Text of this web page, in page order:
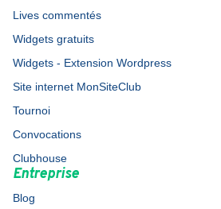
Lives commentés
Widgets gratuits
Widgets - Extension Wordpress
Site internet MonSiteClub
Tournoi
Convocations
Clubhouse
Entreprise
Blog